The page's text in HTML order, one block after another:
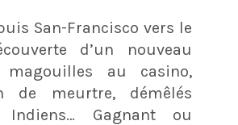
San-Francisco vers le
d’un nouveau
magouilles au casino,
de meurtre, démêlés
Gagnant ou